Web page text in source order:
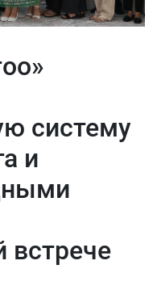
систему
и
встрече